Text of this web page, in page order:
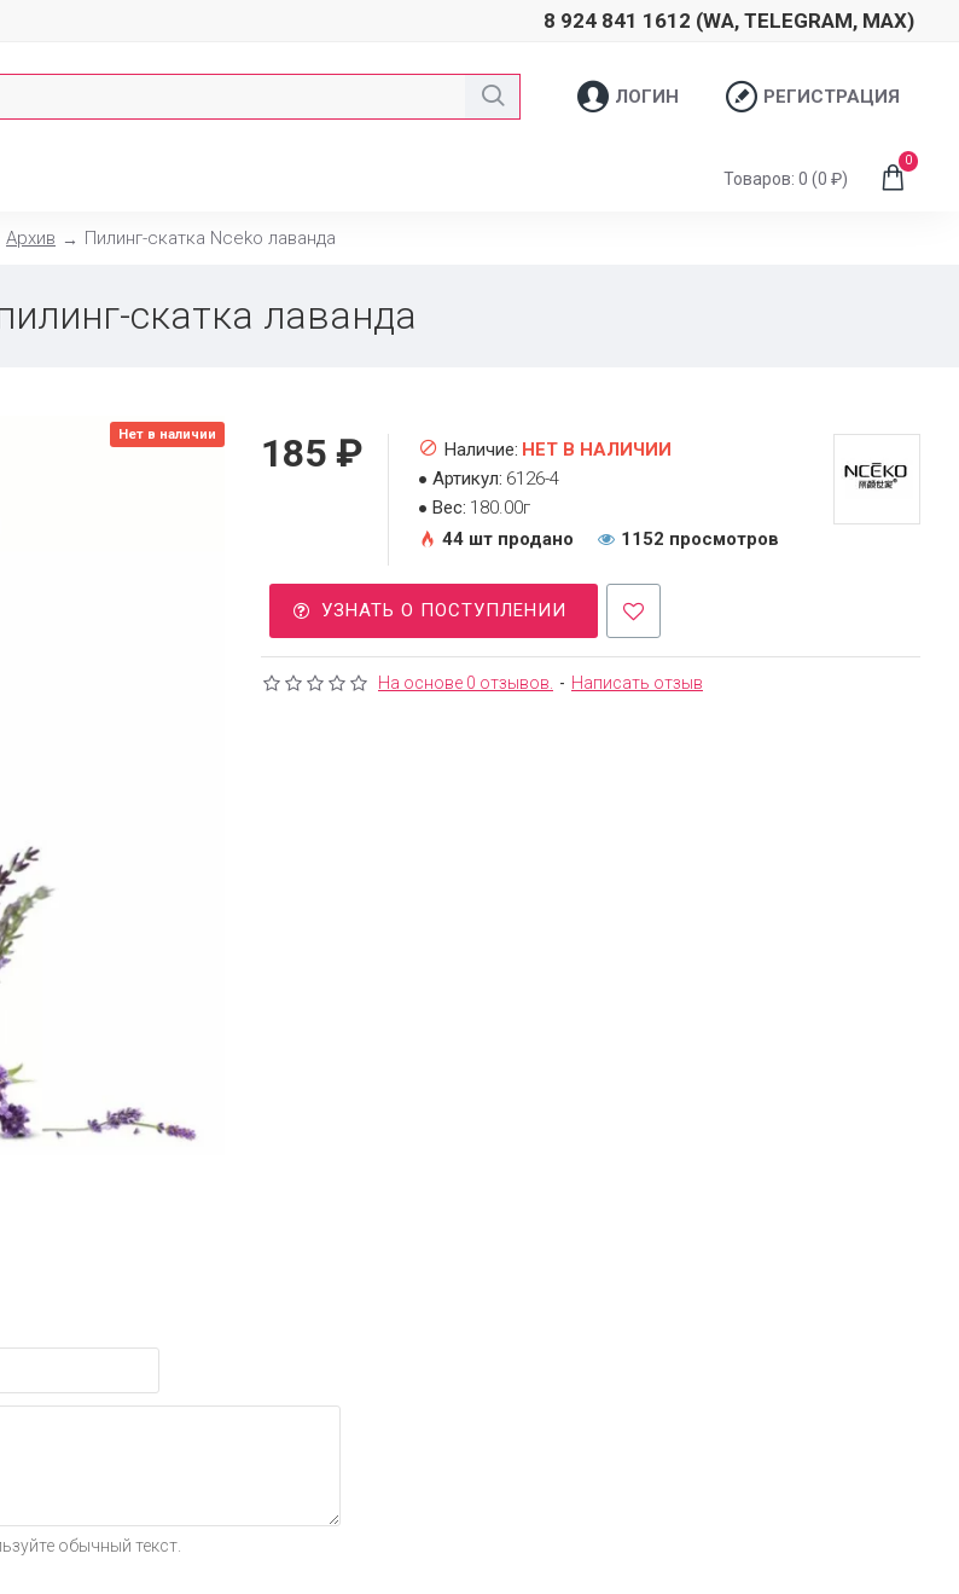
8 924 841 1612 (WA, TELEGRAM, MAX)
ЛОГИН РЕГИСТРАЦИЯ
Товаров: 0 (0 ₽)
0
Архив Пилинг-скатка Nceko лаванда
скатка лаванда
Нет в наличии
На основе 0 отзывов. - Написать отзыв
185 ₽ Наличие: НЕТ В НАЛИЧИИ
Артикул: 6126-4
Вес: 180.00г
44 шт продано
1152 просмотров
УЗНАТЬ О ПОСТУПЛЕНИИ
обычный текст.